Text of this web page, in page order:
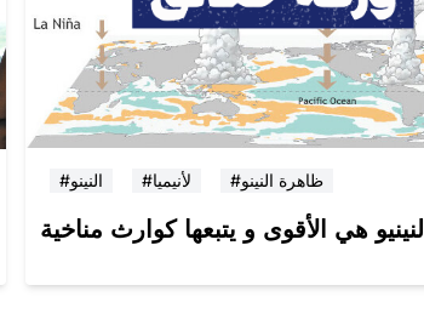
#النينو #لأنيميا #ظاهرة النينو
النينيو هي الأقوى و يتبعها كوارث مناخية